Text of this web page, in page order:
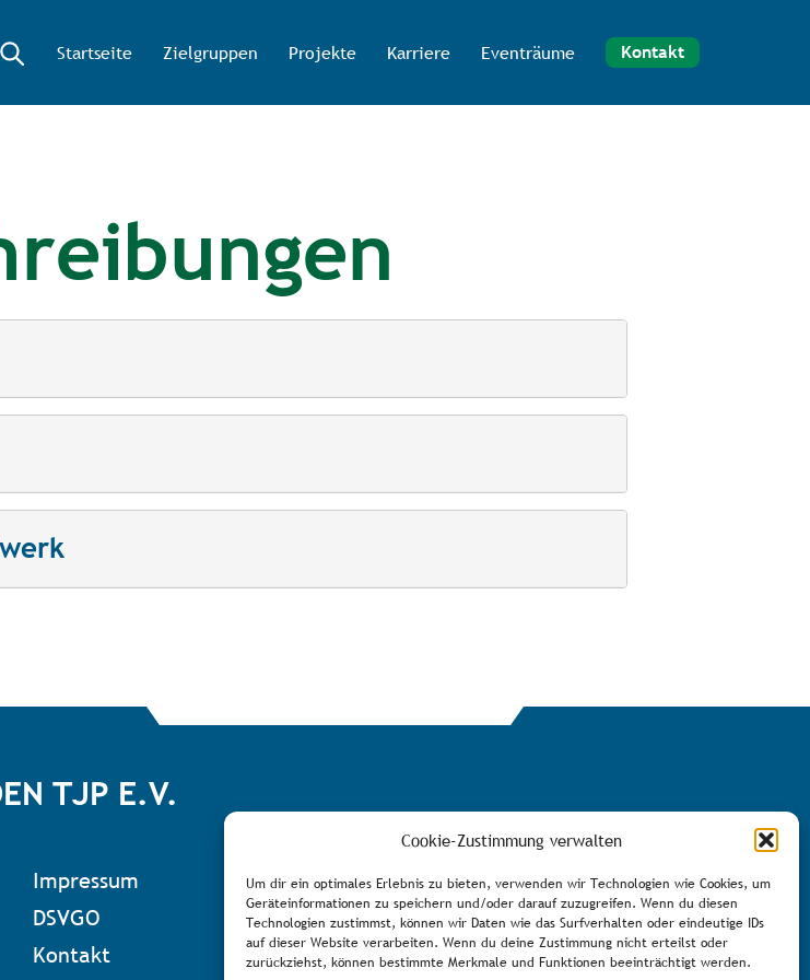
Cookie-Zustimmung verwalten
Um dir ein optimales Erlebnis zu bieten, verwenden wir Technologien wie Cookies, um
Geräteinformationen zu speichern und/oder darauf zuzugreifen. Wenn du diesen
Technologien zustimmst, können wir Daten wie das Surfverhalten oder eindeutige IDs
auf dieser Website verarbeiten. Wenn du deine Zustimmung nicht erteilst oder
zurückziehst, können bestimmte Merkmale und Funktionen beeinträchtigt werden.
Startseite Zielgruppen Projekte Karriere Eventräume Kontakt
TJP E.V.
Impressum
DSVGO
Kontakt
Zum Newsletter eintragen